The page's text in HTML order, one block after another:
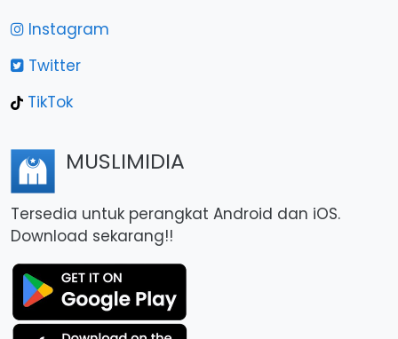
Instagram
Twitter
TikTok
MUSLIMIDIA
Tersedia untuk perangkat Android dan iOS.
Download sekarang!!